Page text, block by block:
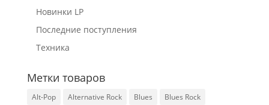
Новинки LP
Последние поступления
Техника
Метки товаров
Alt-Pop Alternative Rock Blues
Blues Rock